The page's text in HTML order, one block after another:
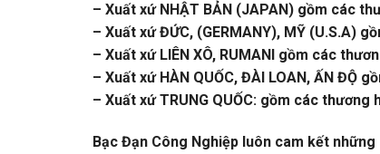
– Xuất xứ NHẬT BẢN (JAPAN) gồm các
– Xuất xứ ĐỨC, (GERMANY), MỸ (U.S.A)
– Xuất xứ LIÊN XÔ, RUMANI gồm các
– Xuất xứ HÀN QUỐC, ĐÀI LOAN, ẤN ĐỘ
– Xuất xứ TRUNG QUỐC: gồm các thương
Bạc Đạn Công Nghiệp luôn cam kết